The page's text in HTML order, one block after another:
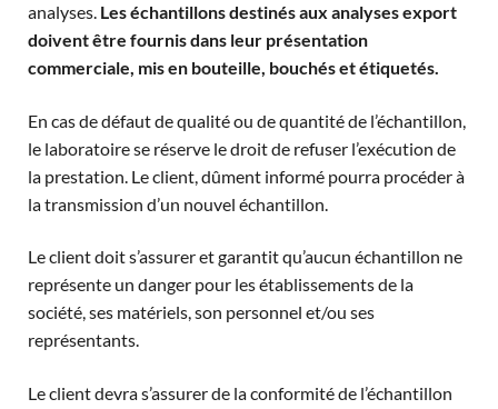
analyses. Les échantillons destinés aux analyses export
doivent être fournis dans leur présentation
commerciale, mis en bouteille, bouchés et étiquetés.
En cas de défaut de qualité ou de quantité de l’échantillon,
le laboratoire se réserve le droit de refuser l’exécution de
la prestation. Le client, dûment informé pourra procéder à
la transmission d’un nouvel échantillon.
Le client doit s’assurer et garantit qu’aucun échantillon ne
représente un danger pour les établissements de la
société, ses matériels, son personnel et/ou ses
représentants.
Le client devra s’assurer de la conformité de l’échantillon